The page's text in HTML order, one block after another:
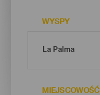
WYSPY
MIEJSCOWOŚĆ